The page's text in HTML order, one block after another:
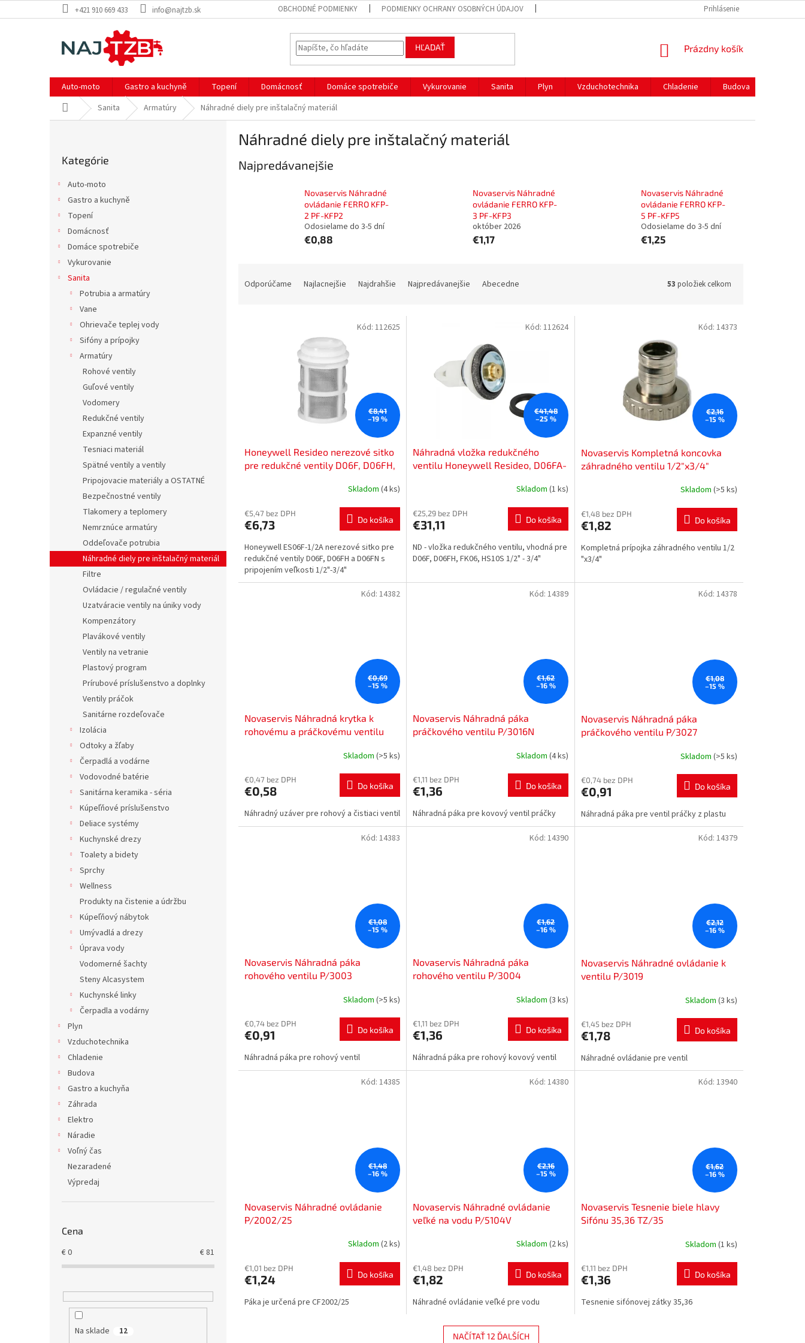
na
+421 910 669 433 info@najtzb.sk OBCHODNÉ PODMIENKY PODMIENKY OCHRANY OSOBNÝCH ÚDAJOV PREPRAVA A PLATBYPrihlásenie
HĽADAŤ
NÁKUPNÝ
Prázdny košík
Auto-moto Gastro a kuchyně Topení Domácnosť Domáce spotrebiče Vykurovanie Sanita Plyn Vzduchotechnika Chladenie Budova
DomovSanita Armatúry Náhradné diely pre inštalačný materiál
kategórie
Kategórie
Auto-moto
Gastro a kuchyně
Topení
Domácnosť
Domáce spotrebiče
Vykurovanie
Sanita
Potrubia a armatúry
Vane
Ohrievače teplej vody
Sifóny a prípojky
Armatúry
Rohové ventily
Guľové ventily
Vodomery
Redukčné ventily
Expanzné ventily
Tesniaci materiál
Spätné ventily a ventily
Pripojovacie materiály a OSTATNÉ
Bezpečnostné ventily
Tlakomery a teplomery
Nemrznúce armatúry
Oddeľovače potrubia
Náhradné diely pre inštalačný materiál
Filtre
Ovládacie / regulačné ventily
Uzatváracie ventily na úniky vody
Kompenzátory
Plavákové ventily
Ventily na vetranie
Plastový program
Prírubové príslušenstvo a doplnky
Ventily práčok
Sanitárne rozdeľovače
Izolácia
Odtoky a žľaby
Čerpadlá a vodárne
Vodovodné batérie
Sanitárna keramika - séria
Kúpeľňové príslušenstvo
Deliace systémy
Kuchynské drezy
Toalety a bidety
Sprchy
Wellness
Produkty na čistenie a údržbu
Kúpeľňový nábytok
Umývadlá a drezy
Úprava vody
Vodomerné šachty
Steny Alcasystem
Kuchynské linky
Čerpadla a vodárny
Plyn
Vzduchotechnika
Chladenie
Budova
Gastro a kuchyňa
Záhrada
Elektro
Náradie
Voľný čas
Nezaradené
Výpredaj
Cena
€0 €81
Na sklade 12
Náhradné diely pre inštalačný materiál
Najpredávanejšie
Novaservis Náhradné
ovládanie FERRO KFP-
2 PF-KFP2
Odosielame do 3-5 dní
€0,88
Novaservis Náhradné
ovládanie FERRO KFP-
3 PF-KFP3
október 2026
€1,17
Novaservis Náhradné
ovládanie FERRO KFP-
5 PF-KFP5
Odosielame do 3-5 dní
€1,25
Odporúčame Najlacnejšie Najdrahšie Najpredávanejšie Abecedne 53 položiek celkom
€8,41
–19 %
Honeywell Resideo nerezové sitko
pre redukčné ventily D06F, D06FH,
Skladom (4 ks)
€5,47 bez DPH
€6,73 Do košíka
Honeywell ES06F-1/2A nerezové sitko pre
redukčné ventily D06F, D06FH a D06FN s
pripojením veľkosti 1/2"-3/4"
Kód: 112625
€41,48
–25 %
Náhradná vložka redukčného
ventilu Honeywell Resideo, D06FA-
Skladom (1 ks)
€25,29 bez DPH
€31,11 Do košíka
ND - vložka redukčného ventilu, vhodná pre
D06F, D06FH, FK06, HS10S 1/2" - 3/4"
Kód: 112624
€2,16
–15 %
Novaservis Kompletná koncovka
záhradného ventilu 1/2"x3/4"
Skladom (>5 ks)
€1,48 bez DPH
€1,82 Do košíka
Kompletná prípojka záhradného ventilu 1/2
"x3/4"
Kód: 14373
€0,69
–15 %
Novaservis Náhradná krytka k
rohovému a práčkovému ventilu
Skladom (>5 ks)
€0,47 bez DPH
€0,58 Do košíka
Náhradný uzáver pre rohový a čistiaci ventil
Kód: 14382
€1,62
–16 %
Novaservis Náhradná páka
práčkového ventilu P/3016N
Skladom (4 ks)
€1,11 bez DPH
€1,36 Do košíka
Náhradná páka pre kovový ventil práčky
Kód: 14389
€1,08
–15 %
Novaservis Náhradná páka
práčkového ventilu P/3027
Skladom (>5 ks)
€0,74 bez DPH
€0,91 Do košíka
Náhradná páka pre ventil práčky z plastu
Kód: 14378
€1,08
–15 %
Novaservis Náhradná páka
rohového ventilu P/3003
Skladom (>5 ks)
€0,74 bez DPH
€0,91 Do košíka
Náhradná páka pre rohový ventil
Kód: 14383
€1,62
–16 %
Novaservis Náhradná páka
rohového ventilu P/3004
Skladom (3 ks)
€1,11 bez DPH
€1,36 Do košíka
Náhradná páka pre rohový kovový ventil
Kód: 14390
€2,12
–16 %
Novaservis Náhradné ovládanie k
ventilu P/3019
Skladom (3 ks)
€1,45 bez DPH
€1,78 Do košíka
Náhradné ovládanie pre ventil
Kód: 14379
€1,48
–16 %
Novaservis Náhradné ovládanie
P/2002/25
Skladom (2 ks)
€1,01 bez DPH
€1,24 Do košíka
Páka je určená pre CF2002/25
Kód: 14385
€2,16
–15 %
Novaservis Náhradné ovládanie
veľké na vodu P/5104V
Skladom (2 ks)
€1,48 bez DPH
€1,82 Do košíka
Náhradné ovládanie veľké pre vodu
Kód: 14380
€1,62
–16 %
Novaservis Tesnenie biele hlavy
Sifónu 35,36 TZ/35
Skladom (1 ks)
€1,11 bez DPH
€1,36 Do košíka
Tesnenie sifónovej zátky 35,36
Kód: 13940
NAČÍTAŤ 12 ĎALŠÍCH